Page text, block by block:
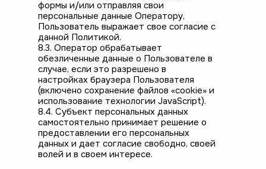
формы и/или отправляя свои
персональные данные Оператору,
Пользователь выражает свое согласие с
данной Политикой.
8.3. Оператор обрабатывает
обезличенные данные о Пользователе в
случае, если это разрешено в
настройках браузера Пользователя
(включено сохранение файлов «cookie» и
использование технологии JavaScript).
8.4. Субъект персональных данных
самостоятельно принимает решение о
предоставлении его персональных
данных и дает согласие свободно, своей
волей и в своем интересе.